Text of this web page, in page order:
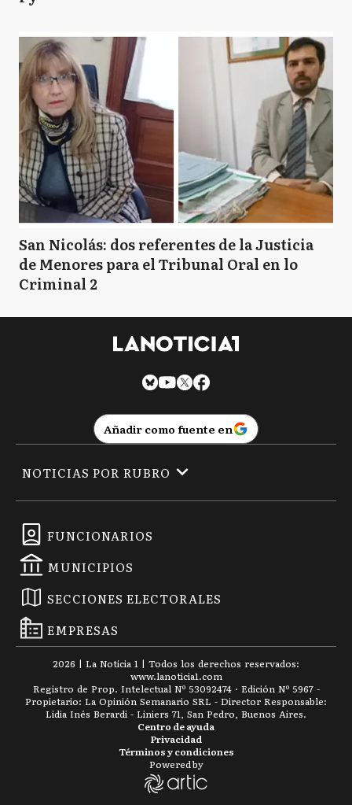
San Nicolás: dos referentes de la Justicia
de Menores para el Tribunal Oral en lo
Criminal 2
Añadir como fuente en
FUNCIONARIOS
MUNICIPIOS
SECCIONES ELECTORALES
EMPRESAS
NOTICIAS POR RUBRO
2026 | La Noticia 1 | Todos los derechos reservados:
www.lanoticia1.com
Registro de Prop. Intelectual Nº 53092474 · Edición Nº 5967 -
Propietario: La Opinión Semanario SRL - Director Responsable:
Lidia Inés Berardi - Liniers 71, San Pedro, Buenos Aires.
Términos y condiciones
Privacidad
Centro de ayuda
Powered by